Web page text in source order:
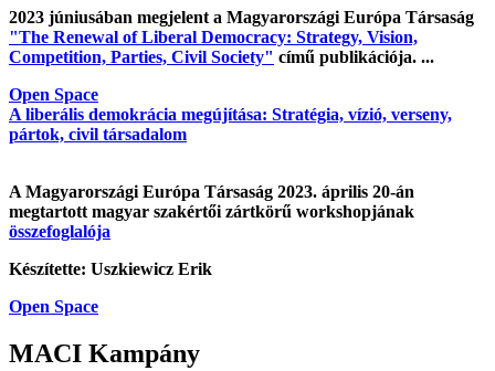
2023 júniusában megjelent a Magyarországi Európa Társaság
"The Renewal of Liberal Democracy: Strategy, Vision,
Competition, Parties, Civil Society" című publikációja. ...
Open Space
A liberális demokrácia megújítása: Stratégia, vízió, verseny,
pártok, civil társadalom
A Magyarországi Európa Társaság 2023. április 20-án
megtartott magyar szakértői zártkörű workshopjának
összefoglalója
Készítette: Uszkiewicz Erik
Open Space
MACI Kampány